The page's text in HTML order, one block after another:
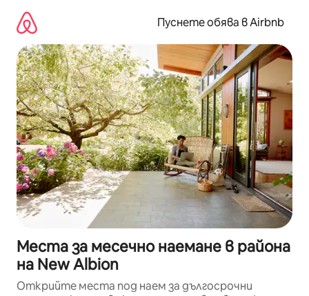
съдържанието
Пуснете обява в Airbnb
Места за месечно наемане в района
на New Albion
Открийте места под наем за дългосрочни